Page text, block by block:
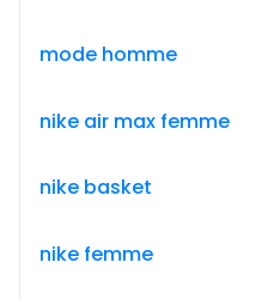
mode homme
nike air max femme
nike basket
nike femme